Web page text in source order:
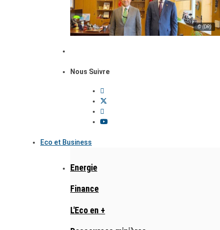
© (DR)
Nous Suivre
Eco et Business
Energie
Finance
L'Eco en +